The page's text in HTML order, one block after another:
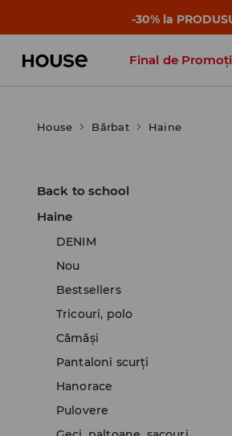
-30% la
Final de
House Bărbat Haine
Back to school
Haine
DENIM
Nou
Bestsellers
Tricouri, polo
Cămăşi
Pantaloni scurţi
Hanorace
Pulovere